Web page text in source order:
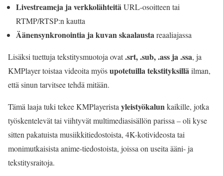
Livestreameja ja verkkolähteitäURL-osoitteen tai
RTMP/RTSP:n kautta
Äänensynkronointia ja kuvan skaalaustareaaliajassa
Lisäksi tuettuja tekstitysmuotoja ovat.srt, .sub, .ass ja .ssa, ja
KMPlayer toistaa videoita myösupotetuilla tekstityksilläilman,
että sinun tarvitsee tehdä mitään.
Tämä laaja tuki tekee KMPlayerista yleistyökalunkaikille, jotka
työskentelevät tai viihtyvät multimediasisällön parissa – oli kyse
sitten pakatuista musiikkitiedostoista, 4K-kotivideosta tai
monimutkaisista anime-tiedostoista, joissa on useita ääni- ja
tekstitysraitoja.